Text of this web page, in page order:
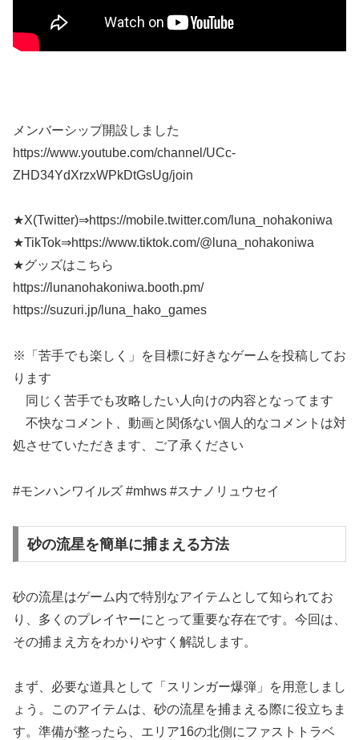
メンバーシップ開設しました
https://www.youtube.com/channel/UCc-
ZHD34YdXrzxWPkDtGsUg/join
★X(Twitter)⇒https://mobile.twitter.com/luna_nohakoniwa
★TikTok⇒https://www.tiktok.com/@luna_nohakoniwa
★グッズはこちら
https://lunanohakoniwa.booth.pm/
https://suzuri.jp/luna_hako_games
※「苦手でも楽しく」を目標に好きなゲームを投稿してお
ります
同じく苦手でも攻略したい人向けの内容となってます
不快なコメント、動画と関係ない個人的なコメントは対
処させていただきます、ご了承ください
#モンハンワイルズ #mhws #スナノリュウセイ
砂の流星を簡単に捕まえる方法
砂の流星はゲーム内で特別なアイテムとして知られてお
り、多くのプレイヤーにとって重要な存在です。今回は、
その捕まえ方をわかりやすく解説します。
まず、必要な道具として「スリンガー爆弾」を用意しまし
ょう。このアイテムは、砂の流星を捕まえる際に役立ちま
す。準備が整ったら、エリア16の北側にファストトラベ